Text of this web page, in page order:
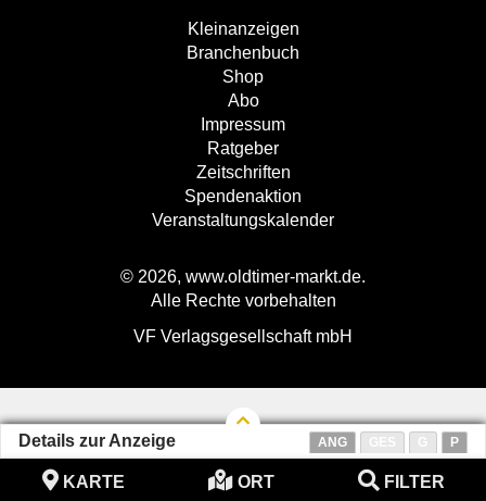
FILTER
KARTE ORT
Details zur Anzeige ANG P
Kleinanzeigen
Branchenbuch
Shop
Abo
Impressum
Ratgeber
Zeitschriften
Spendenaktion
Veranstaltungskalender
© 2026, www.oldtimer-markt.de.
Alle Rechte vorbehalten
VF Verlagsgesellschaft mbH